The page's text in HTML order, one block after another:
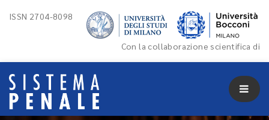
ISSN 2704-8098
Con la collaborazione scientifica di